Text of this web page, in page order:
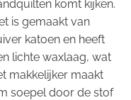
komt kijken.
is gemaakt van
katoen en heeft
lichte waxlaag, wat
makkelijker maakt
soepel door de stof